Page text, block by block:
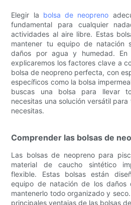
Elegir la bolsa de neopreno
fundamental para cualquier
actividades al aire libre. Estas
mantener tu equipo de natación
daños por agua y humedad.
explicaremos los factores clave a
bolsa de neopreno perfecta, con
específicos como la bolsa
buscas una bolsa para llevar
necesitas una solución versátil
necesitas.
Comprender las bolsas de
Las bolsas de neopreno para
material de caucho sintético
flexible. Estas bolsas están
equipo de natación de los daños
mantenerlo todo organizado y
principales ventajas de las bolsas